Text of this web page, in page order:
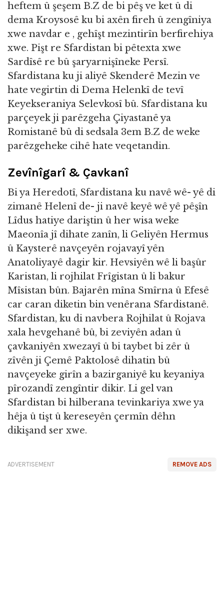
heftem û şeşem B.Z de bi pêş ve ket û di
dema Kroysosê ku bi axên fireh û zengîniya
xwe navdar e , gehîşt mezintirîn berfirehiya
xwe. Pişt re Sfardistan bi pêtexta xwe
Sardîsê re bû şaryarnişîneke Persî.
Sfardistana ku ji aliyê Skenderê Mezin ve
hate vegirtin di Dema Helenkî de tevî
Keyekseraniya Selevkosî bû. Sfardistana ku
parçeyek ji parêzgeha Çiyastanê ya
Romistanê bû di sedsala 3em B.Z de weke
parêzgeheke cihê hate veqetandin.
Zevînîgarî & Çavkanî
Bi ya Heredotî, Sfardistana ku navê wê- yê di
zimanê Helenî de- ji navê keyê wê yê pêşîn
Lîdus hatiye dariştin û her wisa weke
Maeonîa jî dihate zanîn, li Geliyên Hermus
û Kaysterê navçeyên rojavayî yên
Anatoliyayê dagir kir. Hevsiyên wê li başûr
Karistan, li rojhilat Frîgistan û li bakur
Mîsistan bûn. Bajarên mîna Smîrna û Efesê
car caran diketin bin venêrana Sfardistanê.
Sfardistan, ku di navbera Rojhilat û Rojava
xala hevgehanê bû, bi zeviyên adan û
çavkaniyên xwezayî û bi taybet bi zêr û
zîvên ji Çemê Paktolosê dihatin bû
navçeyeke girîn a bazirganiyê ku keyaniya
pîrozandî zengîntir dikir. Li gel van
Sfardistan bi hilberana tevinkariya xwe ya
hêja û tişt û kereseyên çermîn dêhn
dikişand ser xwe.
REMOVE ADS
ADVERTISEMENT